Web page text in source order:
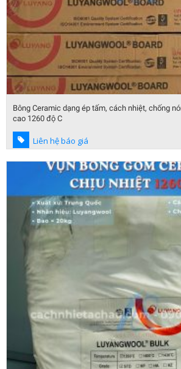
Bông Ceramic dạng ép tấm, cách nhiệt, chống
cao 1260 độ C
Liên hệ báo giá